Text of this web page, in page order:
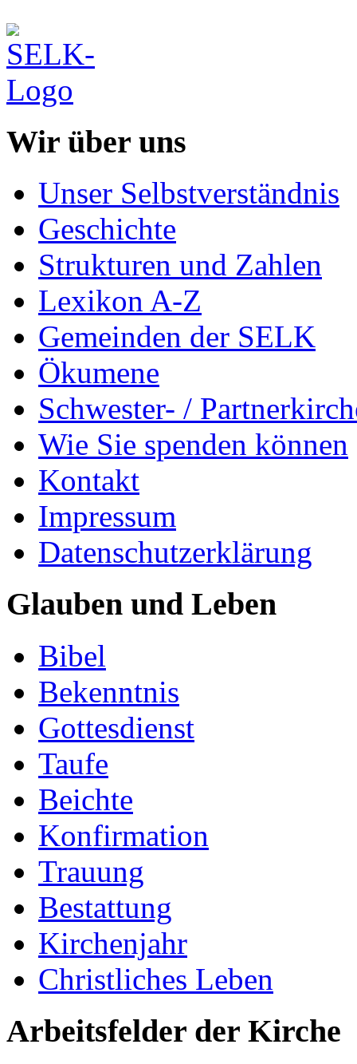
Wir über uns
Unser Selbstverständnis
Geschichte
Strukturen und Zahlen
Lexikon A-Z
Gemeinden der SELK
Ökumene
Schwester- /
Wie Sie spenden können
Kontakt
Impressum
Datenschutzerklärung
Glauben und Leben
Bibel
Bekenntnis
Gottesdienst
Taufe
Beichte
Konfirmation
Trauung
Bestattung
Kirchenjahr
Christliches Leben
Arbeitsfelder der Kirche